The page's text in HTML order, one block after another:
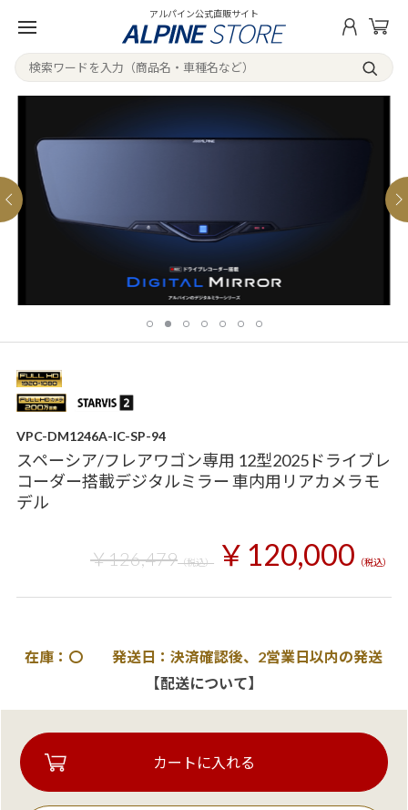
アルパイン公式直販サイト
VPC-DM1246A-IC-SP-94
スペーシア/フレアワゴン専用 12型2025ドライブレ
コーダー搭載デジタルミラー 車内用リアカメラモ
デル
￥126,479（税込） ￥120,000 （税込）
在庫：〇 発送日：決済確認後、2営業日以内の発送
【配送について】